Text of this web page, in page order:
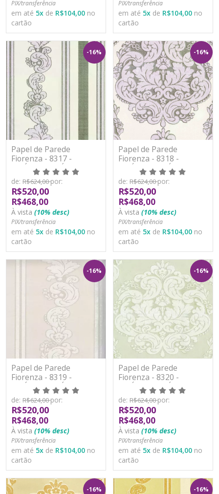
PIX/transferência
em até 5x de R$104,00 no
cartão
PIX/transferência
em até 5x de R$104,00 no
cartão
-16%
Papel de Parede
Fiorenza - 8317 -
VINÍLICO LAVÁVEL
de: R$624,00por:
R$520,00
R$468,00
À vista (10% desc)
PIX/transferência
em até 5x de R$104,00 no
cartão
-16%
Papel de Parede
Fiorenza - 8318 -
VINÍLICO LAVÁVEL
de: R$624,00por:
R$520,00
R$468,00
À vista (10% desc)
PIX/transferência
em até 5x de R$104,00 no
cartão
-16%
Papel de Parede
Fiorenza - 8319 -
VINÍLICO LAVÁVEL
de: R$624,00por:
R$520,00
R$468,00
À vista (10% desc)
PIX/transferência
em até 5x de R$104,00 no
cartão
-16%
Papel de Parede
Fiorenza - 8320 -
VINÍLICO LAVÁVEL
de: R$624,00por:
R$520,00
R$468,00
À vista (10% desc)
PIX/transferência
em até 5x de R$104,00 no
cartão
-16% -16%